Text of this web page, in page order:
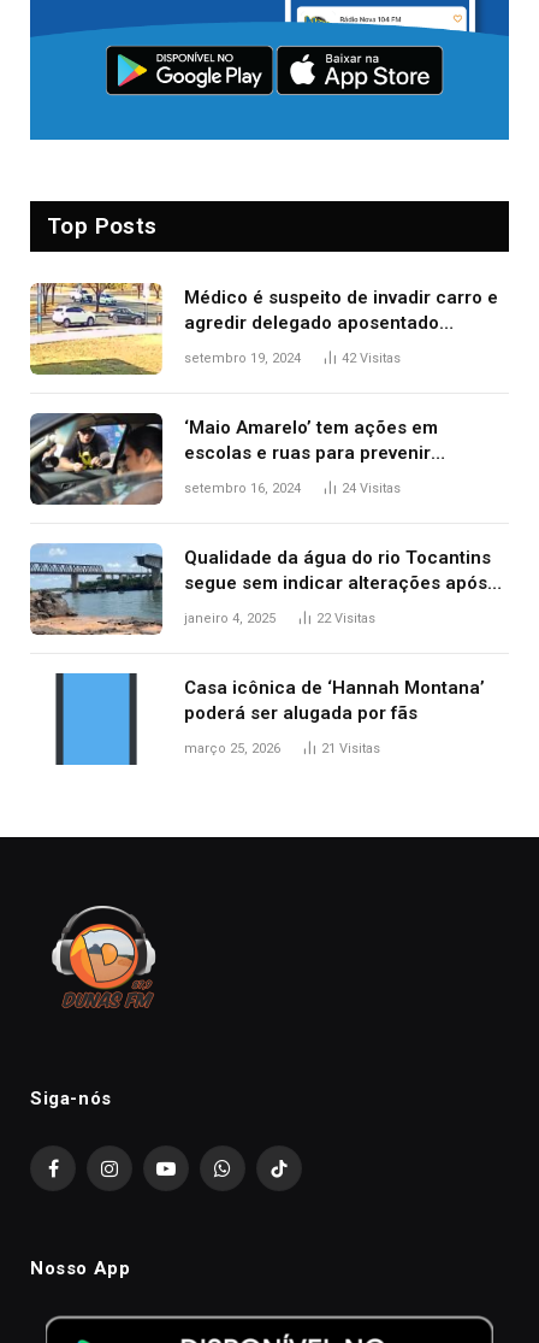
Top Posts
Médico é suspeito de invadir carro e
agredir delegado aposentado
durante confusão no trânsito
setembro 19, 2024 42Visitas
‘Maio Amarelo’ tem ações em
escolas e ruas para prevenir
acidentes no trânsito no AP
setembro 16, 2024 24 Visitas
Qualidade da água do rio Tocantins
segue sem indicar alterações após
desabamento da ponte entre MA e
janeiro 4, 2025 22Visitas
Casa icônica de ‘Hannah Montana’
poderá ser alugada por fãs
março 25, 2026 21 Visitas
Siga-nós
FacebookInstagramYouTubeWhatsAppTikTok
Nosso App